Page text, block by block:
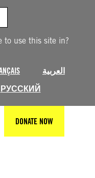
to use this site in?
العربية
РУССКИЙ
DONATE NOW